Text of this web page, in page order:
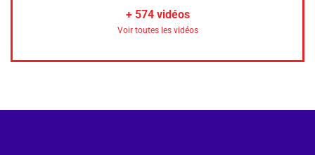
+ 574vidéos
Voir toutes les vidéos